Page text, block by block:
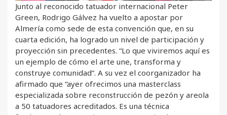
Junto al reconocido tatuador internacional Peter
Green, Rodrigo Gálvez ha vuelto a apostar por
Almería como sede de esta convención que, en su
cuarta edición, ha logrado un nivel de participación y
proyección sin precedentes. “Lo que viviremos aquí es
un ejemplo de cómo el arte une, transforma y
construye comunidad”. A su vez el coorganizador ha
afirmado que “ayer ofrecimos una masterclass
especializada sobre reconstrucción de pezón y areola
a 50 tatuadores acreditados. Es una técnica